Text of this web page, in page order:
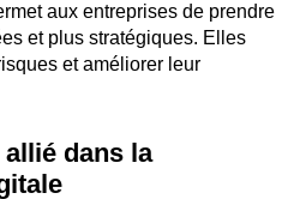
aux entreprises de prendre
et plus stratégiques. Elles
et améliorer leur
allié dans la